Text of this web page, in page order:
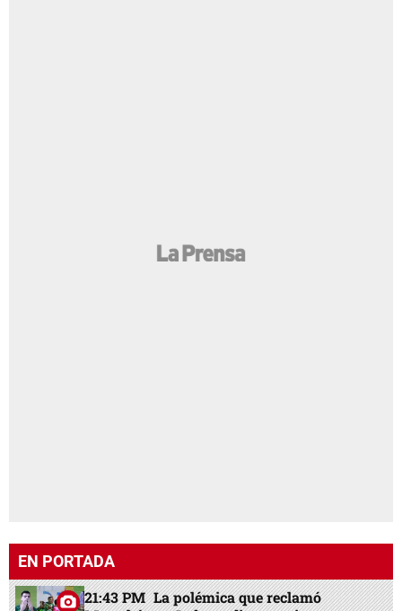
EN PORTADA
21:43 PM La polémica que reclamó